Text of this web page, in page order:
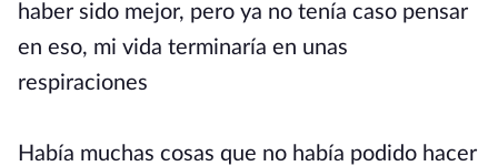
haber sido mejor, pero ya no tenía caso pensar
en eso, mi vida terminaría en unas
respiraciones
Había muchas cosas que no había podido hacer